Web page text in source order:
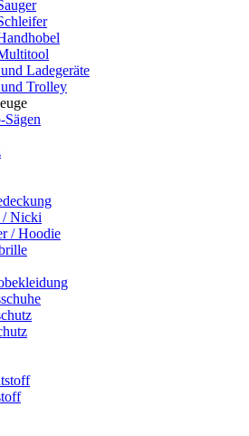
Ladegeräte
Trolley
/ Nicki
/ Hoodie